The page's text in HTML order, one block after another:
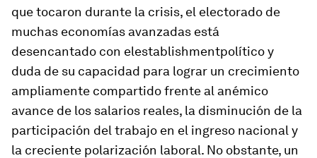
que tocaron durante la crisis, el electorado de
muchas economías avanzadas está
desencantado con elestablishmentpolítico y
duda de su capacidad para lograr un crecimiento
ampliamente compartido frente al anémico
avance de los salarios reales, la disminución de la
participación del trabajo en el ingreso nacional y
la creciente polarización laboral. No obstante, un